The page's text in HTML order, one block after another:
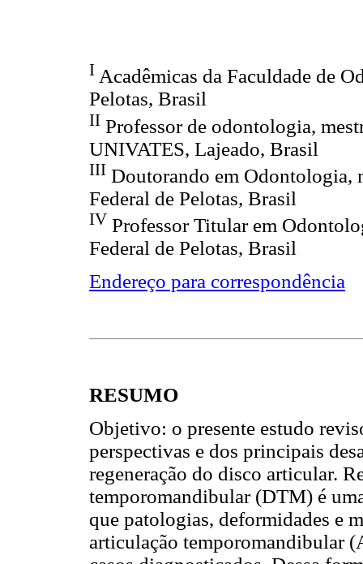
I Acadêmicas da Faculdade de
Pelotas, Brasil
II Professor de odontologia,
UNIVATES, Lajeado, Brasil
III Doutorando em Odontologia,
Federal de Pelotas, Brasil
IV Professor Titular em
Federal de Pelotas, Brasil
Endereço para correspondência
RESUMO
Objetivo: o presente estudo
perspectivas e dos principais
regeneração do disco articular.
temporomandibular (DTM) é
que patologias, deformidades e
articulação temporomandibular